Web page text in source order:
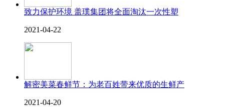
致力保护环境 盖璞集团将全面淘汰一次性塑
2021-04-22
解密美菜春鲜节：为老百姓带来优质的生鲜产
2021-04-20